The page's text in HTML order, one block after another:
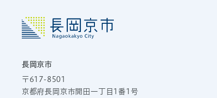
長岡京市
〒617-8501
京都府長岡京市開田一丁目1番1号